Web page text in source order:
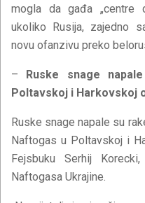
mogla da gađa „centre
ukoliko Rusija, zajedno
novu ofanzivu preko
– Ruske snage
Poltavskoj i Harkovskoj
Ruske snage napale su
Naftogas u Poltavskoj i
Fejsbuku Serhij
Naftogasa Ukrajine.